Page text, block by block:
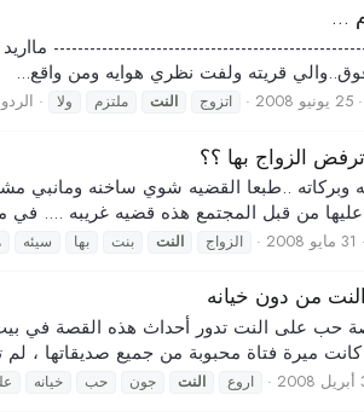
...
مااريد
قريته ولفت نظري هوايه ومن واقع...
25 يونيو 2008 اتزوج النت ملتزم ولا
الزواج بها ؟؟
وبركاته ..طبعا القضيه شوي ساخنه ومانبي
من قبل المجتمع هذه قضيه غريبه .... في
31 مايو 2008 الزواج النت بنت بها سيئه
من دون خيانه
حب على النت تدور أحداث هذه القصة في
ميرة فتاة محبوبة من جميع صديقاتها ، لم
اروع النت جون حب خيانه